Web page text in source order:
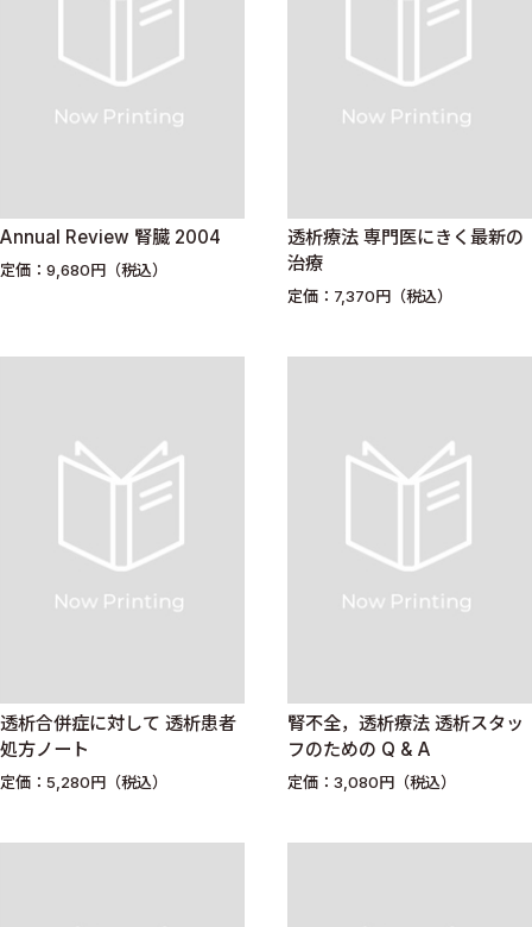
Annual Review 腎臓 2004
定価：9,680円（税込）
透析療法 専門医にきく最新の
治療
定価：7,370円（税込）
透析合併症に対して 透析患者
処方ノート
定価：5,280円（税込）
腎不全，透析療法 透析スタッ
フのための Q & A
定価：3,080円（税込）